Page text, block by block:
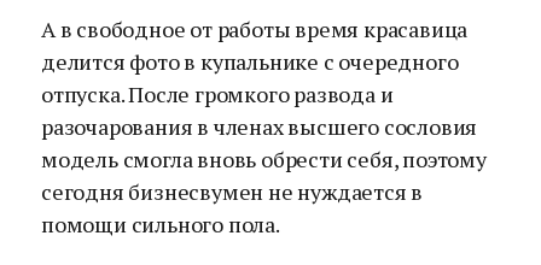
А в свободное от работы время красавица
делится фото в купальнике с очередного
отпуска. После громкого развода и
разочарования в членах высшего сословия
модель смогла вновь обрести себя, поэтому
сегодня бизнесвумен не нуждается в
помощи сильного пола.